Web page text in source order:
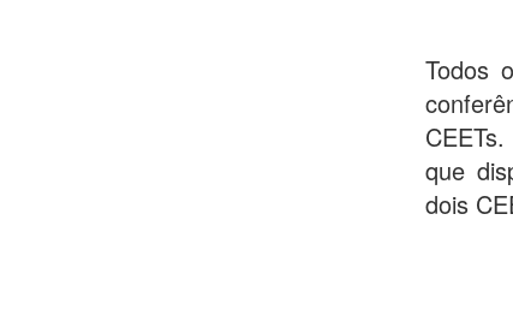
Todos
que
dois